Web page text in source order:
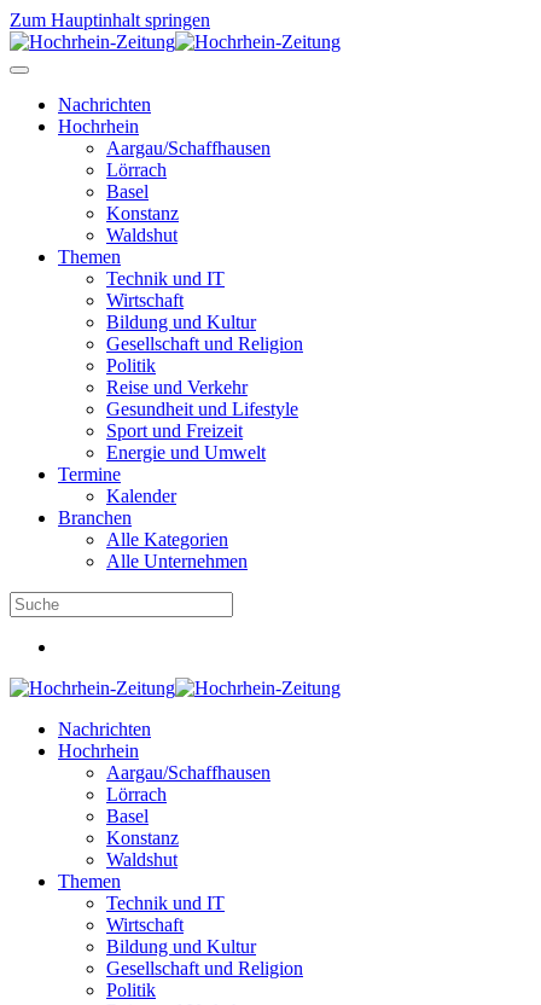
Zum Hauptinhalt springen
Nachrichten
Hochrhein
Aargau/Schaffhausen
Lörrach
Basel
Konstanz
Waldshut
Themen
Technik und IT
Wirtschaft
Bildung und Kultur
Gesellschaft und Religion
Politik
Reise und Verkehr
Gesundheit und Lifestyle
Sport und Freizeit
Energie und Umwelt
Termine
Kalender
Branchen
Alle Kategorien
Alle Unternehmen
Nachrichten
Hochrhein
Aargau/Schaffhausen
Lörrach
Basel
Konstanz
Waldshut
Themen
Technik und IT
Wirtschaft
Bildung und Kultur
Gesellschaft und Religion
Politik